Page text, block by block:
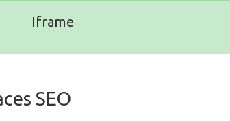
Iframe
SEO